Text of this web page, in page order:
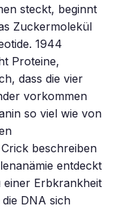
steckt, beginnt
Zuckermolekül
1944
Proteine,
dass die vier
vorkommen
so viel wie von
beschreiben
entdeckt
einer Erbkrankheit
DNA sich